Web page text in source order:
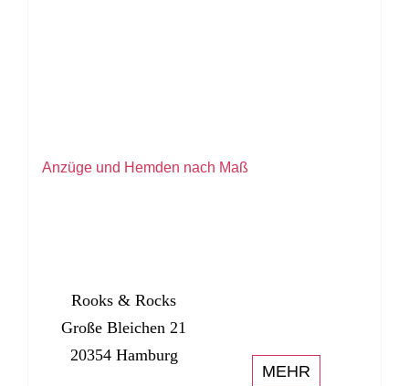
Anzüge und Hemden nach Maß
Rooks & Rocks
Große Bleichen 21
20354 Hamburg
MEHR